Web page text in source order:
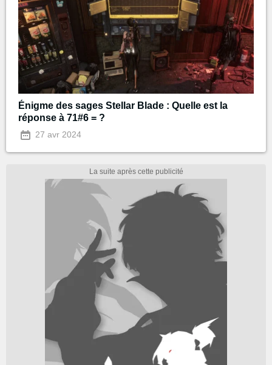
Énigme des sages Stellar Blade : Quelle est la
réponse à 71#6 = ?
27 avr 2024